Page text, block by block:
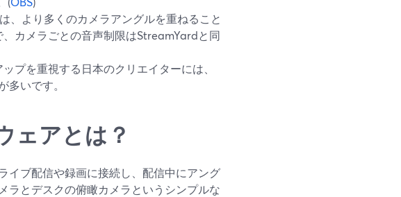
、より多くのカメラアングルを重ねること
カメラごとの音声制限はStreamYardと同
プを重視する日本のクリエイターには、
いです。
ェアとは？
イブ配信や録画に接続し、配信中にアング
ラとデスクの俯瞰カメラというシンプルな